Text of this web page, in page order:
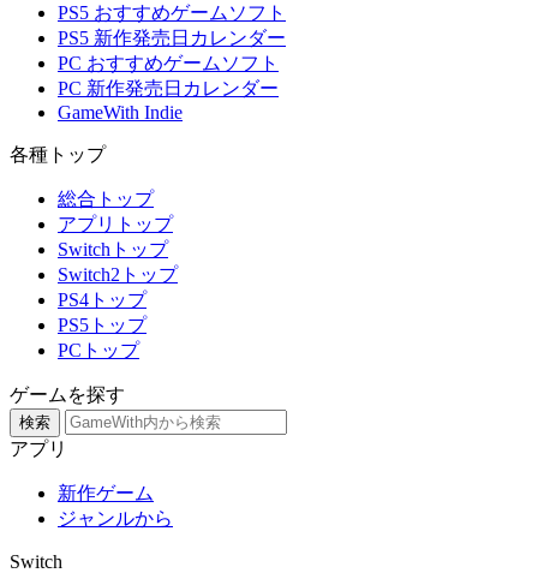
PS5 おすすめゲームソフト
PS5 新作発売日カレンダー
PC おすすめゲームソフト
PC 新作発売日カレンダー
GameWith Indie
各種トップ
総合トップ
アプリトップ
Switchトップ
Switch2トップ
PS4トップ
PS5トップ
PCトップ
ゲームを探す
検索
アプリ
新作ゲーム
ジャンルから
Switch